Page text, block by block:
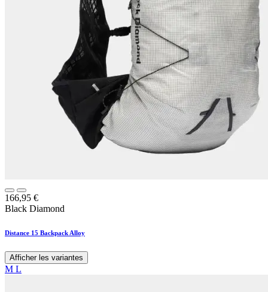
166,95 €
Black Diamond
Distance 15 Backpack Alloy
Afficher les variantes
M L